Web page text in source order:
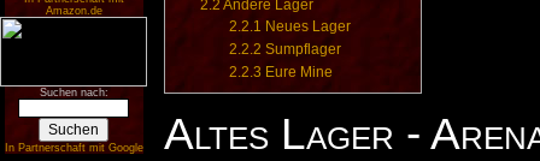
Amazon.de
Suchen nach:
In Partnerschaft mit Google
2.2 Andere Lager
2.2.1 Neues Lager
2.2.2 Sumpflager
2.2.3 Eure Mine
Altes Lager -